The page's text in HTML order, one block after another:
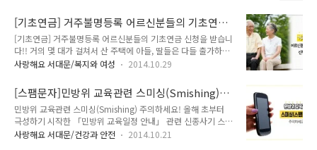
과 관련 '주민번호, 계좌번호, 계좌 비밀번호'를 요청하지 않습니
다!! ● 만약, 피해가 발생..
주민번호는 온라인 또는 오프라인을 막론하고 다양한 곳에서 개
인정보 확인을 위해 수집되고 있지요. 최근 개인정보유출이 사례
가 급증하면서 여러 가지 문제가 발생하여 사회적 이슈가 되기도
한 주민등록번호!! 하지만 2014년 8월 7일부터 개인정보보호법
개정안이 시행됨에 따라 법령에 근거하지 않은 주민등록 번호 수
체하는 본인확인 수단으로 사용할 수 있는 '마이핀(My-PIN)' 서
비스를 시행합니다 마이핀이란? ..
[기초연금] 거주불명등록 어르신분들의 기초연금
신청을 받습니다!!
[기초연금] 거주불명등록 어르신분들의 기초연금 신청을 받습니
다!! 거의 몇 대가 걸쳐서 산 주택에 아들, 딸들은 다들 출가하여
타지로 나아갔고, 현재 할머니 혼자서 지내고 계셨습니다. 그러
은 못되어 몇 달씩 돌아가며, 부모님을 모시며, 부양하게 됩니다.
이러는 와중에 어머니가 전입되어 있는 옛날집에 시군구에서 사
실조사를 나왔고, 해당 주거지에 할머니가 살고 있지 않자, 이장
의 확인 받아 최고와 공고를 거쳐 할머니를 거주불명등록을 해버
리게 되었답니다. 그리고 기초노령연금 등을 더 이상 받지 못하
사랑해요 서대문/복지와 여성 2014.10.29
[스팸문자]민방위 교육관련 스미싱(Smishing)
주의하세요!
민방위 교육관련 스미싱(Smishing) 주의하세요! 올해 초부터
극성하기 시작한 「민방위 교육일정 안내」 관련 신종사기 스미
싱 문자!! 교육일정 안내문자 전송을 중지하는 등의 조치에도 불
사랑해요 서대문/건강과 안전 2014.10.21